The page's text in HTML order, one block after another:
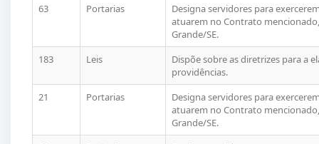
63
Portarias
Designa servidores para
atuarem no Contrato
Grande/SE.
183
Leis
Dispõe sobre as diretrizes para a
providências.
21
Portarias
Designa servidores para
atuarem no Contrato
Grande/SE.